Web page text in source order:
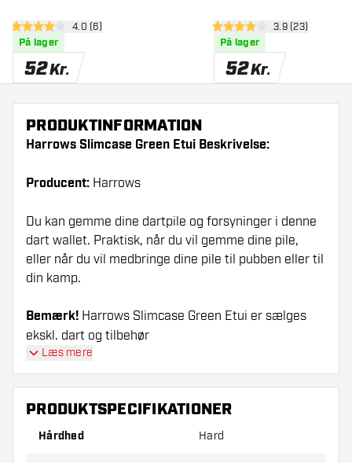
åbn anmeldelsespanel
4 bedømmelsesstjerner
4.0 (6)
På lager
52Kr.
åbn
3.9 bedømmelsesstjerner
3.9 (23)
På lager
52Kr.
PRODUKTINFORMATION
Harrows Slimcase Green Etui Beskrivelse:
Producent: Harrows
Du kan gemme dine dartpile og forsyninger i denne
dart wallet. Praktisk, når du vil gemme dine pile,
eller når du vil medbringe dine pile til pubben eller til
din kamp.
Bemærk! Harrows Slimcase Green Etui er sælges
ekskl. dart og tilbehør
Læs mere
PRODUKTSPECIFIKATIONER
Hårdhed Hard